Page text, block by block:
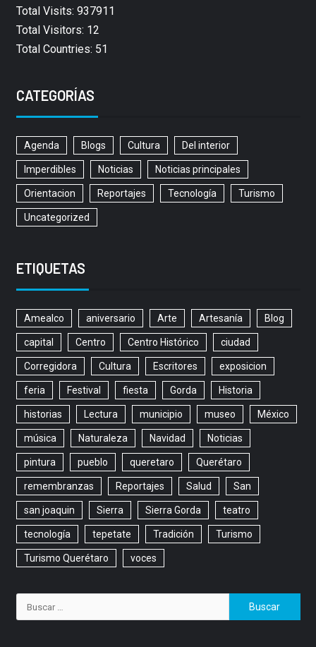
Total Visits: 937911
Total Visitors: 12
Total Countries: 51
CATEGORÍAS
Agenda Blogs Cultura Del interior
Imperdibles Noticias Noticias principales
Orientacion Reportajes Tecnología Turismo
Uncategorized
ETIQUETAS
Amealco aniversario Arte Artesanía Blog
capital Centro Centro Histórico ciudad
Corregidora Cultura Escritores exposicion
feria Festival fiesta Gorda Historia
historias Lectura municipio museo México
música Naturaleza Navidad Noticias
pintura pueblo queretaro Querétaro
remembranzas Reportajes Salud San
san joaquin Sierra Sierra Gorda teatro
tecnología tepetate Tradición Turismo
Turismo Querétaro voces